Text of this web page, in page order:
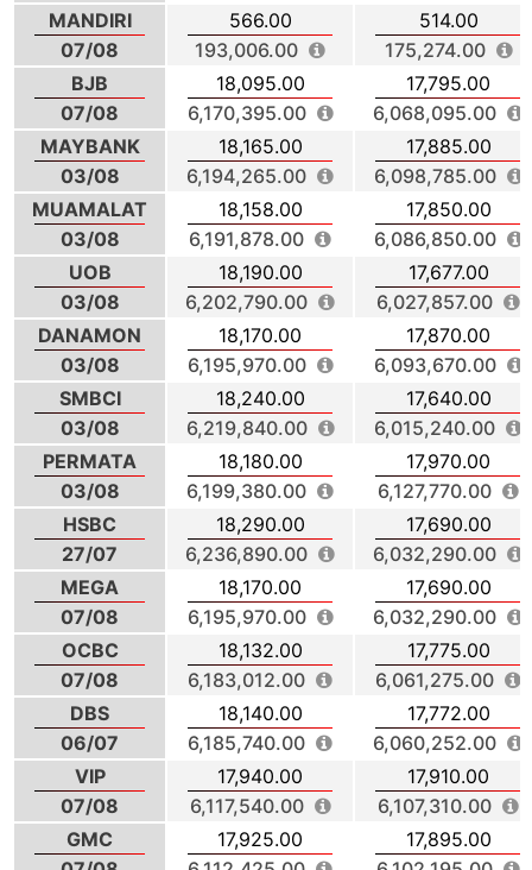
MANDIRI
07/08
566.00
193,006.00
514.00
175,274.00
BJB
07/08
18,095.00
6,170,395.00
17,795.00
6,068,095.00
MAYBANK
03/08
18,165.00
6,194,265.00
17,885.00
6,098,785.00
MUAMALAT
03/08
18,158.00
6,191,878.00
17,850.00
6,086,850.00
UOB
03/08
18,190.00
6,202,790.00
17,677.00
6,027,857.00
DANAMON
03/08
18,170.00
6,195,970.00
17,870.00
6,093,670.00
SMBCI
03/08
18,240.00
6,219,840.00
17,640.00
6,015,240.00
PERMATA
03/08
18,180.00
6,199,380.00
17,970.00
6,127,770.00
HSBC
27/07
18,290.00
6,236,890.00
17,690.00
6,032,290.00
MEGA
07/08
18,170.00
6,195,970.00
17,690.00
6,032,290.00
OCBC
07/08
18,132.00
6,183,012.00
17,775.00
6,061,275.00
DBS
06/07
18,140.00
6,185,740.00
17,772.00
6,060,252.00
VIP
07/08
17,940.00
6,117,540.00
17,910.00
6,107,310.00
GMC
17,925.00
17,895.00